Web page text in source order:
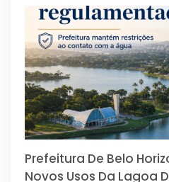
Prefeitura De Belo
Novos Usos Da Lagoa